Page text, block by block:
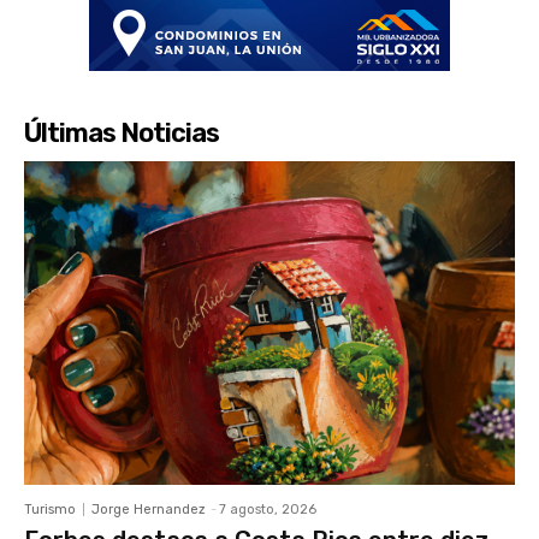
Últimas Noticias
Turismo Jorge Hernandez - 7 agosto, 2026